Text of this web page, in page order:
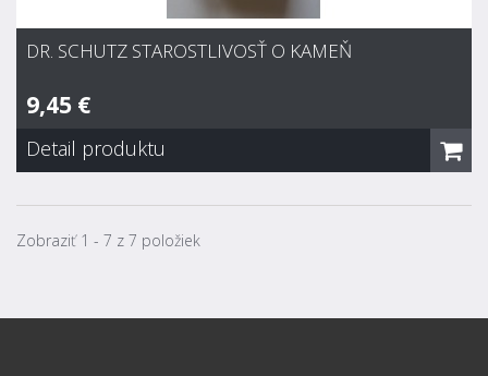
DR. SCHUTZ STAROSTLIVOSŤ O KAMEŇ
9,45 €
Dr. Schutz Starostlivosť o kameň
Pre ošetrenie a bežné čistenie všetkých dlážkových krytín z
Detail produktu
Zobraziť 1 - 7 z 7 položiek